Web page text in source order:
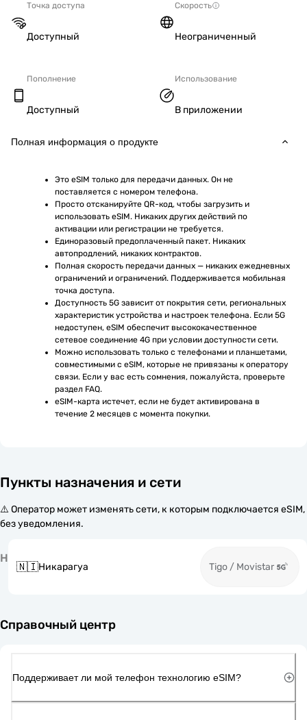
Точка доступа
Доступный
Скорость
Неограниченный
Пополнение
Доступный
Использование
В приложении
Полная информация о продукте
Это eSIM только для передачи данных. Он не
поставляется с номером телефона.
Просто отсканируйте QR-код, чтобы загрузить и
использовать eSIM. Никаких других действий по
активации или регистрации не требуется.
Единоразовый предоплаченный пакет. Никаких
автопродлений, никаких контрактов.
Полная скорость передачи данных — никаких ежедневных
ограничений и ограничений. Поддерживается мобильная
точка доступа.
Доступность 5G зависит от покрытия сети, региональных
характеристик устройства и настроек телефона. Если 5G
недоступен, eSIM обеспечит высококачественное
сетевое соединение 4G при условии доступности сети.
Можно использовать только с телефонами и планшетами,
совместимыми с eSIM, которые не привязаны к оператору
связи. Если у вас есть сомнения, пожалуйста, проверьте
раздел FAQ.
eSIM-карта истечет, если не будет активирована в
течение 2 месяцев с момента покупки.
Пункты назначения и сети
⚠️ Оператор может изменять сети, к которым подключается eSIM,
без уведомления.
Н
🇳🇮Никарагуа Tigo / Movistar
Справочный центр
Поддерживает ли мой телефон технологию eSIM?